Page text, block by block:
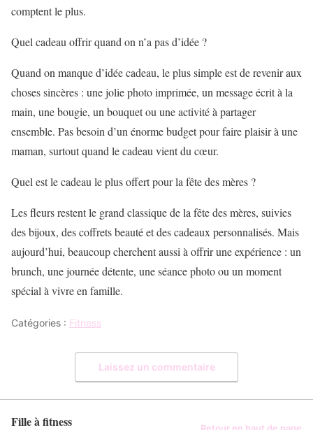
comptent le plus.
Quel cadeau offrir quand on n’a pas d’idée ?
Quand on manque d’idée cadeau, le plus simple est de revenir aux
choses sincères : une jolie photo imprimée, un message écrit à la
main, une bougie, un bouquet ou une activité à partager
ensemble. Pas besoin d’un énorme budget pour faire plaisir à une
maman, surtout quand le cadeau vient du cœur.
Quel est le cadeau le plus offert pour la fête des mères ?
Les fleurs restent le grand classique de la fête des mères, suivies
des bijoux, des coffrets beauté et des cadeaux personnalisés. Mais
aujourd’hui, beaucoup cherchent aussi à offrir une expérience : un
brunch, une journée détente, une séance photo ou un moment
spécial à vivre en famille.
Catégories : Fitness
Laissez un commentaire
Fille à fitness